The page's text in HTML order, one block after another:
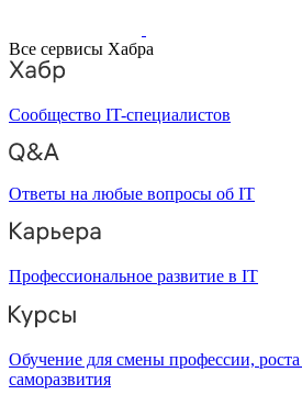
Все сервисы Хабра
Сообщество IT-специалистов
Ответы на любые вопросы об IT
Профессиональное развитие в IT
Обучение для смены профессии, роста
саморазвития